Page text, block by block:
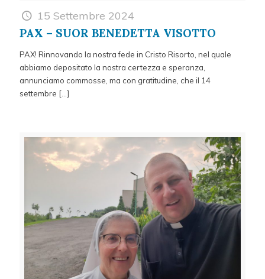
15 Settembre 2024
PAX – SUOR BENEDETTA VISOTTO
PAX! Rinnovando la nostra fede in Cristo Risorto, nel quale
abbiamo depositato la nostra certezza e speranza,
annunciamo commosse, ma con gratitudine, che il 14
settembre […]